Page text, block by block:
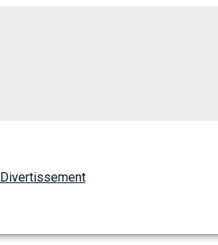
Divertissement